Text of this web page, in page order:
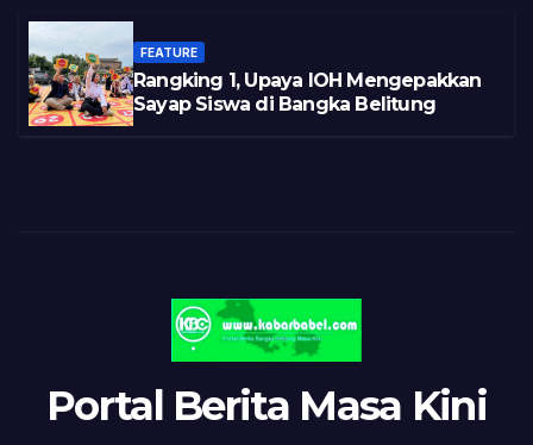
FEATURE
Rangking 1, Upaya IOH Mengepakkan
Sayap Siswa di Bangka Belitung
Portal Berita Masa Kini